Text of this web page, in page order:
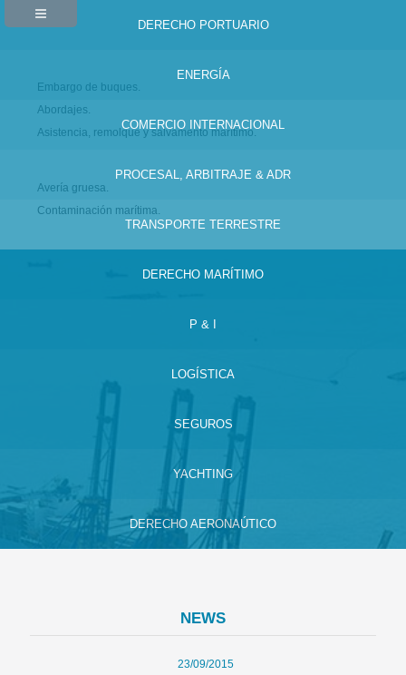
DERECHO PORTUARIO
Embargo de buques.
Abordajes.
Asistencia, remolque y salvamento marítimo.
Avería gruesa.
Contaminación marítima.
ENERGÍA
COMERCIO INTERNACIONAL
PROCESAL, ARBITRAJE & ADR
TRANSPORTE TERRESTRE
DERECHO MARÍTIMO
P & I
LOGÍSTICA
SEGUROS
YACHTING
DERECHO AERONAÚTICO
NEWS
23/09/2015